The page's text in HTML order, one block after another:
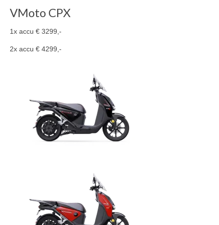
VMoto CPX
1x accu € 3299,-
2x accu € 4299,-